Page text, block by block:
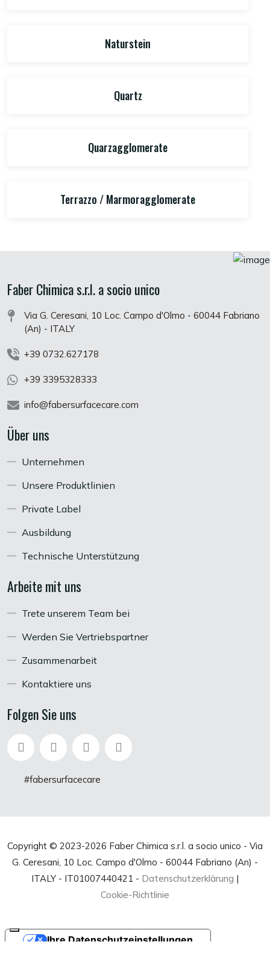
Naturstein
Quartz
Quarzagglomerate
Terrazzo / Marmoragglomerate
Faber Chimica s.r.l. a socio unico
Via G. Ceresani, 10 Loc. Campo d'Olmo - 60044 Fabriano
(An) - ITALY
+39 0732.627178
+39 3395328333
info@fabersurfacecare.com
Über uns
Unternehmen
Unsere Produktlinien
Private Label
Ausbildung
Technische Unterstützung
Arbeite mit uns
Trete unserem Team bei
Werden Sie Vertriebspartner
Zusammenarbeit
Kontaktiere uns
Folgen Sie uns
#fabersurfacecare
Copyright © 2023-2026 Faber Chimica s.r.l. a socio unico - Via
G. Ceresani, 10 Loc. Campo d'Olmo - 60044 Fabriano (An) -
ITALY - IT01007440421 - Datenschutzerklärung |
Cookie-Richtlinie
Ihre Datenschutzeinstellungen